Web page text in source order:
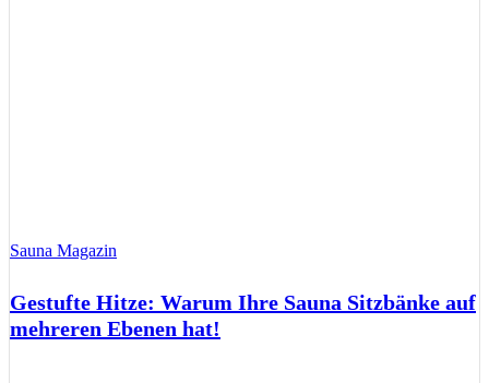
Sauna Magazin
Gestufte Hitze: Warum Ihre Sauna Sitzbänke auf
mehreren Ebenen hat!